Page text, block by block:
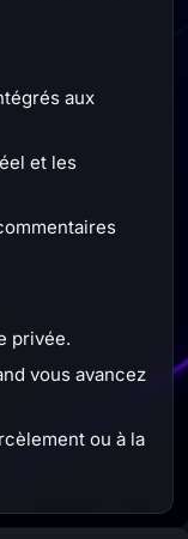
aux
et les
privée.
vous avancez
ou à la